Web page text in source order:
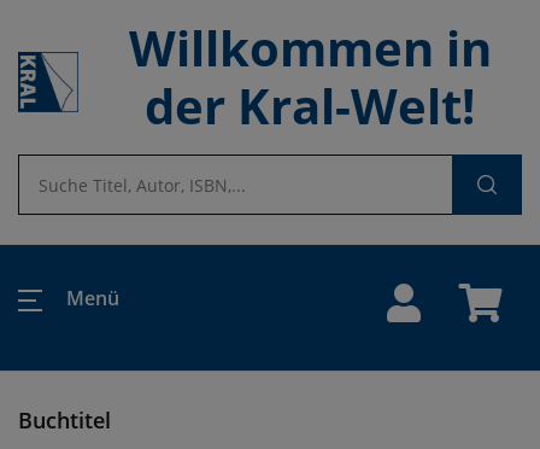
Willkommen in
der Kral-Welt!
Menü
Buchtitel